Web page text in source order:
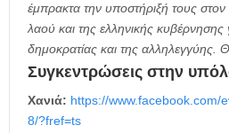
έμπρακτα την υποστήριξή τους
λαού και της ελληνικής
δημοκρατίας και της αλληλεγγύης.
Συγκεντρώσεις στην
Χανιά: https://www.facebook.com/
8/?fref=ts